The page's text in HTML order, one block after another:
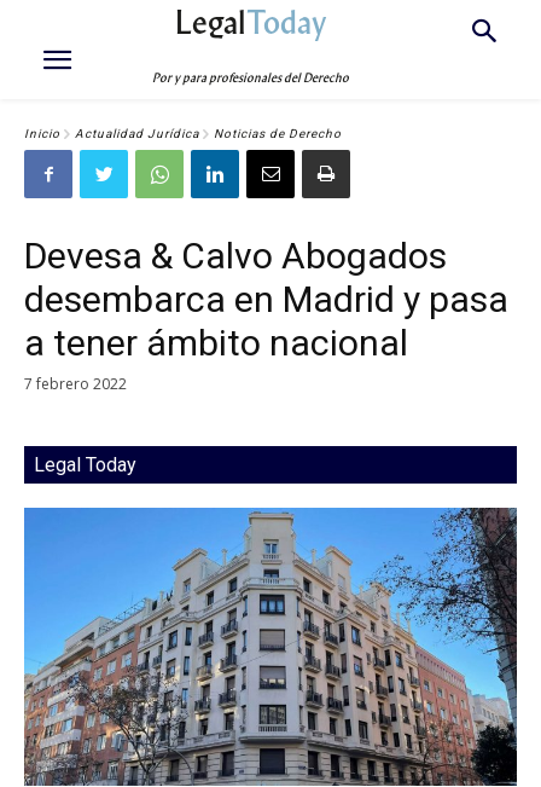
LegalToday
Por y para profesionales del Derecho
Inicio Actualidad Jurídica Noticias de Derecho
Devesa & Calvo Abogados
desembarca en Madrid y pasa
a tener ámbito nacional
7 febrero 2022
Legal Today